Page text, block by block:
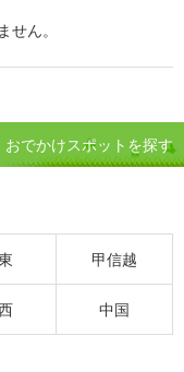
ん。
でかけスポットを探す
甲信越
中国